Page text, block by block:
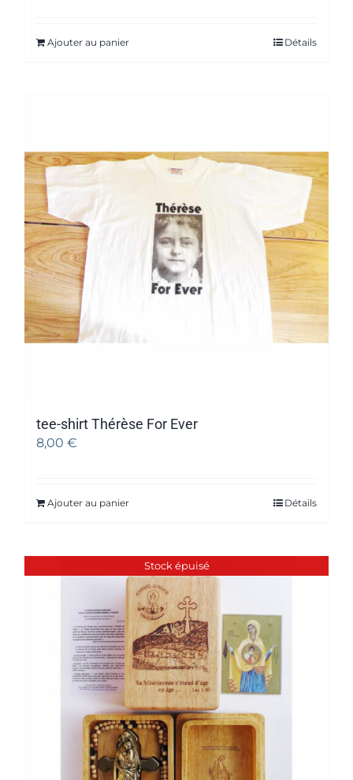
Ajouter au panier Détails
tee-shirt Thérèse For Ever
8,00 €
Ajouter au panier Détails
Stock épuisé